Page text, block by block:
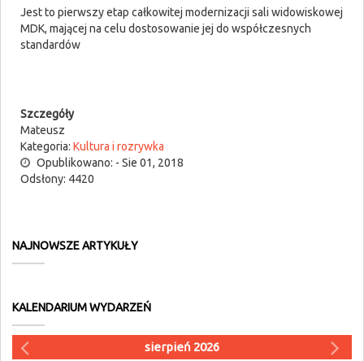
Jest to pierwszy etap całkowitej modernizacji sali widowiskowej
MDK, mającej na celu dostosowanie jej do współczesnych
standardów
Szczegóły
Mateusz
Kategoria: Kultura i rozrywka
Opublikowano: - Sie 01, 2018
Odsłony: 4420
NAJNOWSZE ARTYKUŁY
KALENDARIUM WYDARZEŃ
sierpień 2026